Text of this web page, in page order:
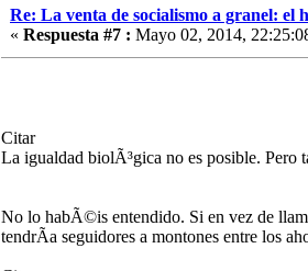
Re: La venta de socialismo a granel: el
« Respuesta #7 : Mayo 02, 2014,
Citar
La igualdad biolÃ³gica no es posible. Pero
No lo habÃ©is entendido. Si en vez de
tendrÃ­a seguidores a montones entre los